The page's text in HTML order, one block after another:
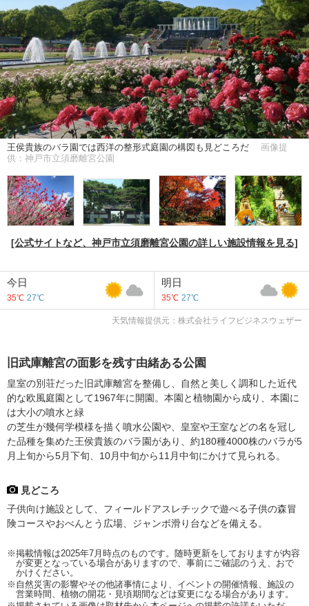
王侯貴族のバラ園では西洋の整形式庭園の構図も見どころだ
画像提
供：神戸市立須磨離宮公園
[公式サイトなど、神戸市立須磨離宮公園の詳しい施設情報を見る]
今日
35℃ 27℃
明日
35℃ 27℃
天気情報提供元：株式会社ライフビジネスウェザー
旧武庫離宮の面影を残す由緒ある公園
皇室の別荘だった旧武庫離宮を整備し、自然と美しく調和した近代
的な欧風庭園として1967年に開園。本園と植物園から成り、本園に
は大小の噴水と緑
の芝生が幾何学模様を描く噴水公園や、皇室や王室などの名を冠し
た品種を集めた王侯貴族のバラ園があり、約180種4000株のバラが5
月上旬から5月下旬、10月中旬から11月中旬にかけて見られる。
見どころ
子供向け施設として、フィールドアスレチックで遊べる子供の森冒
険コースやおべんとう広場、ジャンボ滑り台などを備える。
※掲載情報は2025年7月時点のものです。随時更新をしておりますが内容
が変更となっている場合がありますので、事前にご確認のうえ、おで
かけください。
※自然災害の影響やその他諸事情により、イベントの開催情報、施設の
営業時間、植物の開花・見頃期間などは変更になる場合があります。